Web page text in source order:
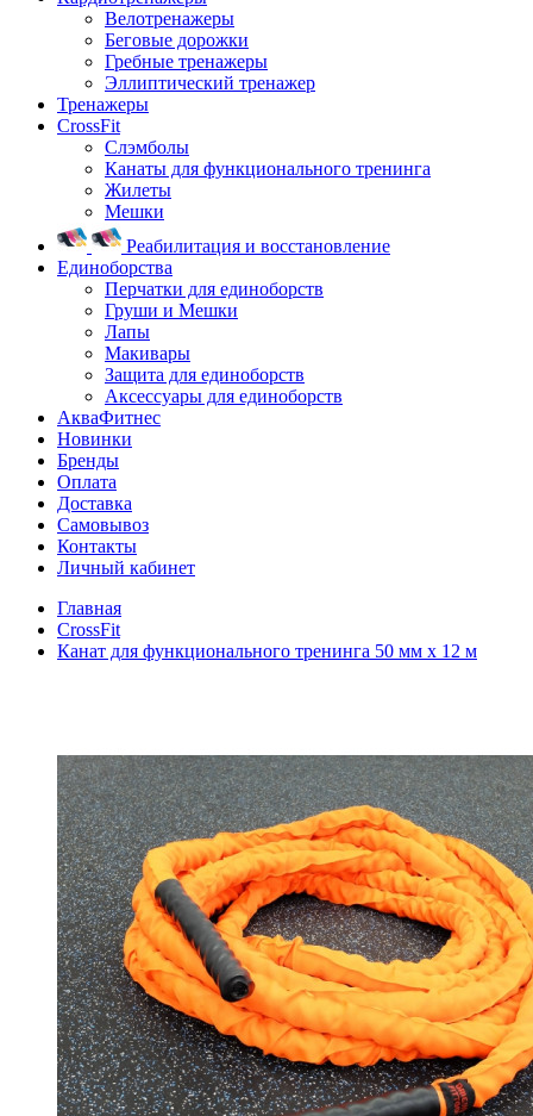
Велотренажеры
Беговые дорожки
Гребные тренажеры
Эллиптический тренажер
Тренажеры
CrossFit
Слэмболы
Канаты для функционального тренинга
Жилеты
Мешки
Реабилитация и восстановление
Единоборства
Перчатки для единоборств
Груши и Мешки
Лапы
Макивары
Защита для единоборств
Аксессуары для единоборств
АкваФитнес
Новинки
Бренды
Оплата
Доставка
Самовывоз
Контакты
Личный кабинет
Главная
CrossFit
Канат для функционального тренинга 50 мм х 12 м